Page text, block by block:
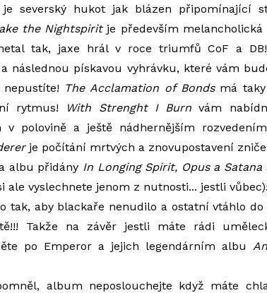
severský hukot jak blázen připomínající
the Nightspiritje především melancholická
tak, jaxe hrál v roce triumfů CoF a DB!
následnou pískavou vyhrávku, které vám
The Acclamation of Bondsmá taky
rytmus!
With Strenght I Burn vám
v polovině a ještě nádhernějším
je počítání mrtvých a znovupostavení
albu přidány In Longing Spirit, Opus a Satana
ale vyslechnete jenom z nutnosti... jestli
tak, aby blackaře nenudilo a ostatní vtáhlo
Takže na závěr jestli máte rádi
po Emperor a jejich legendárním albu
album neposlouchejte když máte